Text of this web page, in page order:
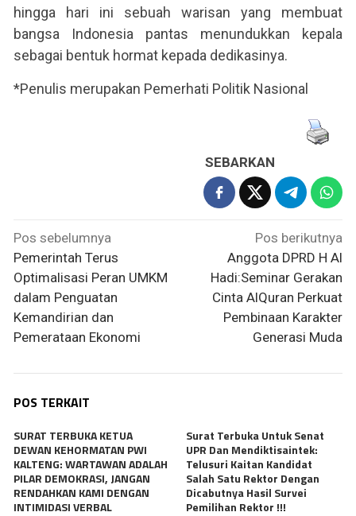
hingga hari ini sebuah warisan yang membuat
bangsa Indonesia pantas menundukkan kepala
sebagai bentuk hormat kepada dedikasinya.
*Penulis merupakan Pemerhati Politik Nasional
SEBARKAN
Navigasi
pos
Pos sebelumnya
Pemerintah Terus
Optimalisasi Peran UMKM
dalam Penguatan
Kemandirian dan
Pemerataan Ekonomi
Pos berikutnya
Anggota DPRD H Al
Hadi:Seminar Gerakan
Cinta AlQuran Perkuat
Pembinaan Karakter
Generasi Muda
POS TERKAIT
SURAT TERBUKA KETUA
DEWAN KEHORMATAN PWI
KALTENG: WARTAWAN ADALAH
PILAR DEMOKRASI, JANGAN
RENDAHKAN KAMI DENGAN
INTIMIDASI VERBAL
Surat Terbuka Untuk Senat
UPR Dan Mendiktisaintek:
Telusuri Kaitan Kandidat
Salah Satu Rektor Dengan
Dicabutnya Hasil Survei
Pemilihan Rektor !!!